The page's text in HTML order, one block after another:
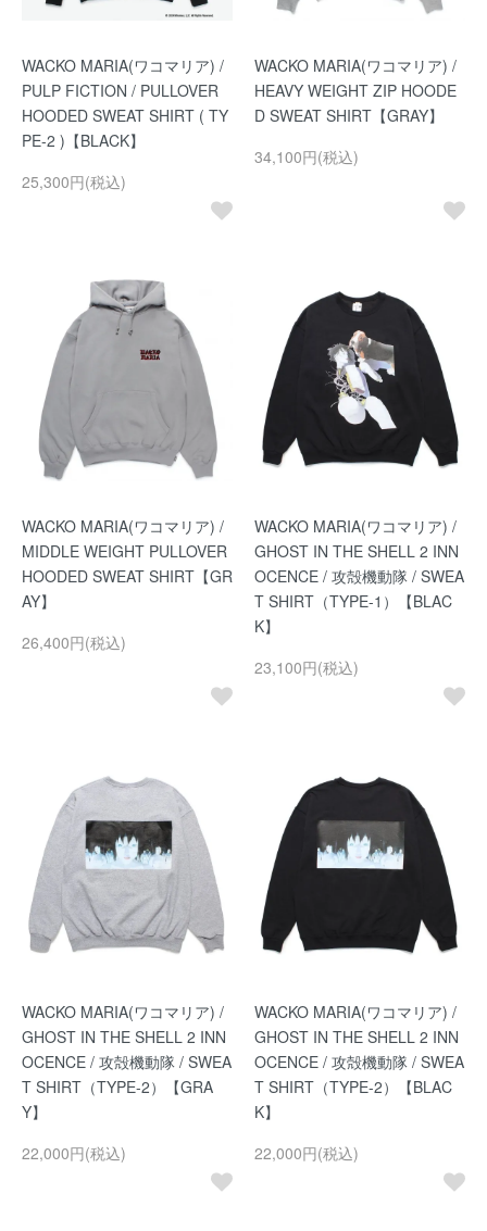
WACKO MARIA(ワコマリア) /
PULP FICTION / PULLOVER
HOODED SWEAT SHIRT ( TY
PE-2 )【BLACK】
25,300円(税込)
WACKO MARIA(ワコマリア) /
HEAVY WEIGHT ZIP HOODE
D SWEAT SHIRT【GRAY】
34,100円(税込)
WACKO MARIA(ワコマリア) /
MIDDLE WEIGHT PULLOVER
HOODED SWEAT SHIRT【GR
AY】
26,400円(税込)
WACKO MARIA(ワコマリア) /
GHOST IN THE SHELL 2 INN
OCENCE / 攻殻機動隊 / SWEA
T SHIRT（TYPE-1）【BLAC
K】
23,100円(税込)
WACKO MARIA(ワコマリア) /
GHOST IN THE SHELL 2 INN
OCENCE / 攻殻機動隊 / SWEA
T SHIRT（TYPE-2）【GRA
Y】
22,000円(税込)
WACKO MARIA(ワコマリア) /
GHOST IN THE SHELL 2 INN
OCENCE / 攻殻機動隊 / SWEA
T SHIRT（TYPE-2）【BLAC
K】
22,000円(税込)